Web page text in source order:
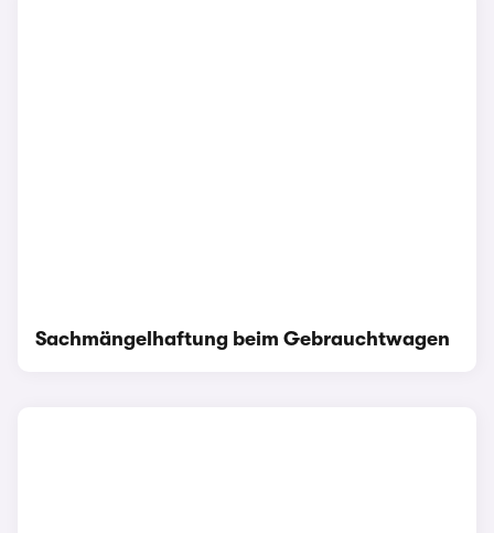
Sachmängelhaftung beim Gebrauchtwagen